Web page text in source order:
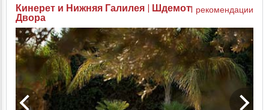
Кинерет и Нижняя Галилея | Шдемот
Двора
1 рекомендации